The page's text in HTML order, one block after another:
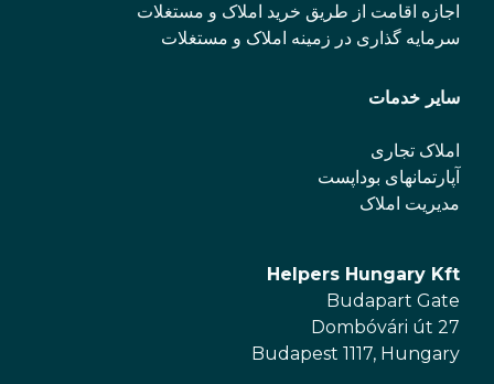
اجازه اقامت از طریق خرید املاک و مستغلات
سرمایه گذاری در زمینه املاک و مستغلات
سایر خدمات
املاک تجاری
آپارتمانهای بوداپست
مدیریت املاک
Helpers Hungary Kft
Budapart Gate
Dombóvári út 27
Budapest 1117, Hungary